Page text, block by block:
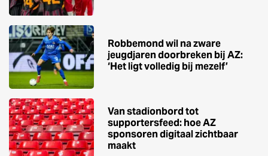
Robbemond wil na zware
jeugdjaren doorbreken bij AZ:
‘Het ligt volledig bij mezelf’
Van stadionbord tot
supportersfeed: hoe AZ
sponsoren digitaal zichtbaar
maakt